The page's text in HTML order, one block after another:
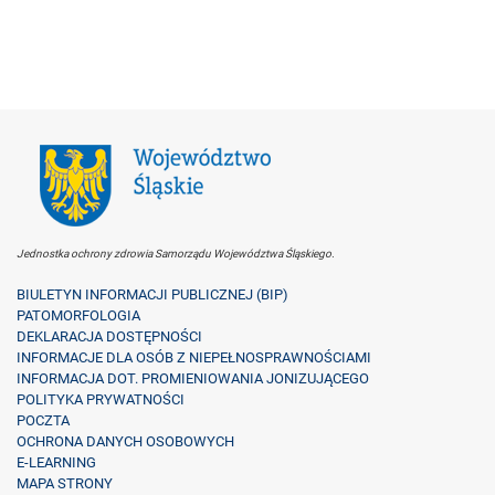
Jednostka ochrony zdrowia Samorządu Województwa Śląskiego.
BIULETYN INFORMACJI PUBLICZNEJ (BIP)
PATOMORFOLOGIA
DEKLARACJA DOSTĘPNOŚCI
INFORMACJE DLA OSÓB Z NIEPEŁNOSPRAWNOŚCIAMI
INFORMACJA DOT. PROMIENIOWANIA JONIZUJĄCEGO
POLITYKA PRYWATNOŚCI
POCZTA
OCHRONA DANYCH OSOBOWYCH
E-LEARNING
MAPA STRONY